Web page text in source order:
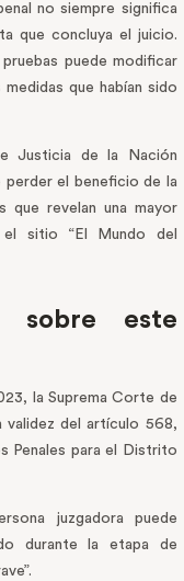
no siempre significa
que concluya el juicio.
puede modificar
que habían sido
Justicia de la Nación
perder el beneficio de la
que revelan una mayor
el sitio “El Mundo del
sobre este
la Suprema Corte de
validez del artículo 568,
Penales para el Distrito
juzgadora puede
durante la etapa de